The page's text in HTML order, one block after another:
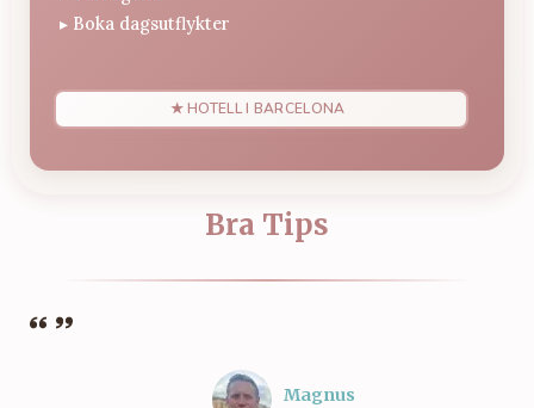
Bra Tips
Magnus
▸ Boka dagsutflykter
★ HOTELL I BARCELONA